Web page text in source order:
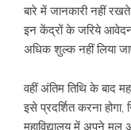
बारे में जानकारी नहीं
इन केंद्रों के जरिये
अधिक शुल्क नहीं लिया
वहीं अंतिम तिथि के बाद
इसे प्रदर्शित करना होगा,
महाविद्यालय में अपने